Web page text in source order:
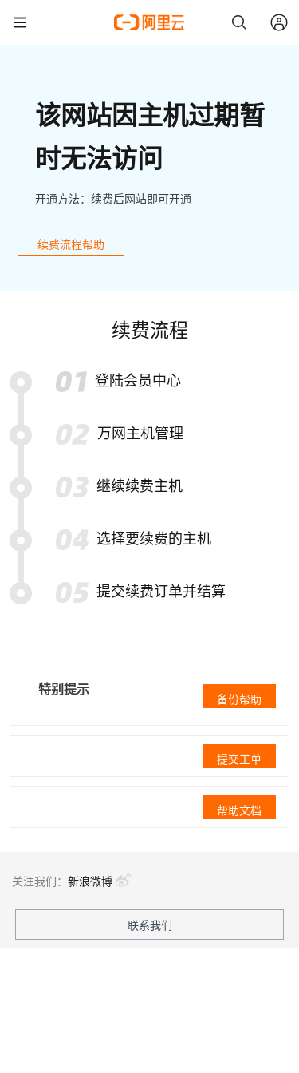
该网站因主机过期暂
时无法访问
开通方法：续费后网站即可开通
续费流程帮助
续费流程
登陆会员中心
万网主机管理
继续续费主机
选择要续费的主机
提交续费订单并结算
特别提示
备份帮助
提交工单
帮助文档